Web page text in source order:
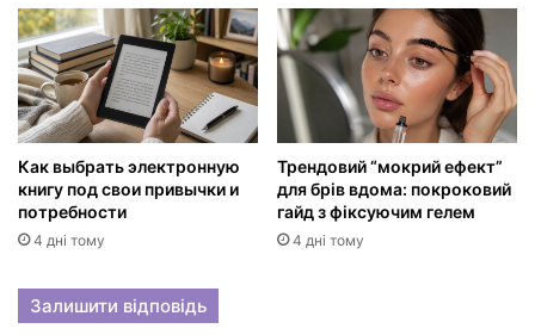
Как выбрать электронную
книгу под свои привычки и
потребности
4 дні тому
Трендовий “мокрий ефект”
для брів вдома: покроковий
гайд з фіксуючим гелем
4 дні тому
Залишити відповідь